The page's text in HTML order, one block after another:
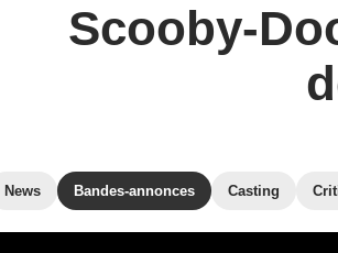
Scooby-
News Bandes-annonces Casting